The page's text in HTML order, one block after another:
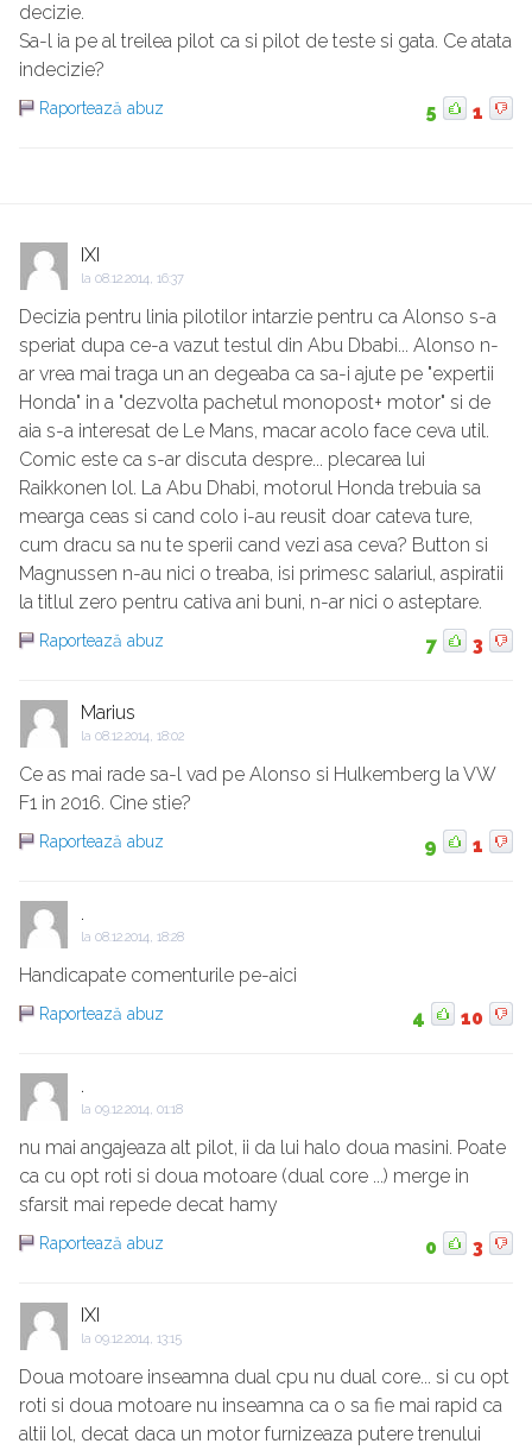
decizie.
Sa-l ia pe al treilea pilot ca si pilot de teste si gata. Ce atata
indecizie?
Raportează abuz 5 1
IXI
la 08.12.2014, 16:37
Decizia pentru linia pilotilor intarzie pentru ca Alonso s-a
speriat dupa ce-a vazut testul din Abu Dbabi... Alonso n-
ar vrea mai traga un an degeaba ca sa-i ajute pe "expertii
Honda" in a "dezvolta pachetul monopost+ motor" si de
aia s-a interesat de Le Mans, macar acolo face ceva util.
Comic este ca s-ar discuta despre... plecarea lui
Raikkonen lol. La Abu Dhabi, motorul Honda trebuia sa
mearga ceas si cand colo i-au reusit doar cateva ture,
cum dracu sa nu te sperii cand vezi asa ceva? Button si
Magnussen n-au nici o treaba, isi primesc salariul, aspiratii
la titlul zero pentru cativa ani buni, n-ar nici o asteptare.
Raportează abuz 7 3
Marius
la 08.12.2014, 18:02
Ce as mai rade sa-l vad pe Alonso si Hulkemberg la VW
F1 in 2016. Cine stie?
Raportează abuz 9 1
.
la 08.12.2014, 18:28
Handicapate comenturile pe-aici
Raportează abuz 4 10
.
la 09.12.2014, 01:18
nu mai angajeaza alt pilot, ii da lui halo doua masini. Poate
ca cu opt roti si doua motoare (dual core ...) merge in
sfarsit mai repede decat hamy
Raportează abuz 0 3
IXI
la 09.12.2014, 13:15
Doua motoare inseamna dual cpu nu dual core... si cu opt
roti si doua motoare nu inseamna ca o sa fie mai rapid ca
altii lol, decat daca un motor furnizeaza putere trenului